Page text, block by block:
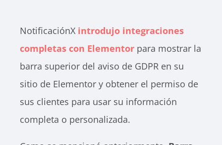
NotificaciónX introdujo integraciones
completas con Elementor para mostrar la
barra superior del aviso de GDPR en su
sitio de Elementor y obtener el permiso de
sus clientes para usar su información
completa o personalizada.